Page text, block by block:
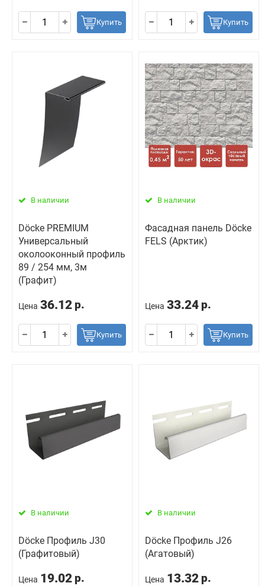
Купить Купить
В наличии
Döcke PREMIUM
Универсальный
околооконный профиль
89 / 254 мм, 3м
(Графит)
Цена 36.12 р.
Купить
В наличии
Фасадная панель Döcke
FELS (Арктик)
Цена 33.24 р.
Купить
В наличии
Döcke Профиль J30
(Графитовый)
Цена 19.02 р.
В наличии
Döcke Профиль J26
(Агатовый)
Цена 13.32 р.